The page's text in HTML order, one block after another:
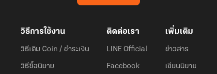
วิธีการใช้งาน
วิธีเติม Coin / ชำระเงิน
วิธีซื้อนิยาย
ติดต่อเรา
LINE Official
Facebook
เพิ่มเติม
ข่าวสาร
เขียนนิยาย